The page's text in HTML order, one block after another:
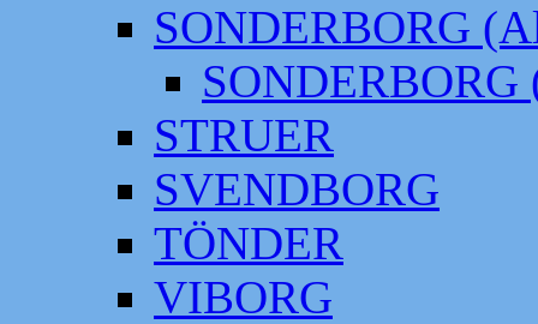
SONDERBORG
SONDERBORG
STRUER
SVENDBORG
TÖNDER
VIBORG